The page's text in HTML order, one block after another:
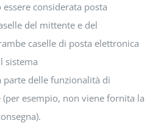
considerata posta
del mittente e del
caselle di posta elettronica
sistema
delle funzionalità di
esempio, non viene fornita la